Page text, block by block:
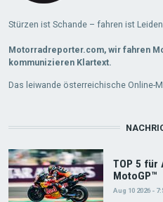
Stürzen ist Schande – fahren ist
Motorradreporter.com, wir fahren
kommunizieren Klartext.
Das leiwande österreichische Online-
TOP 5 für
MotoGP™
Aug 10 2026 -